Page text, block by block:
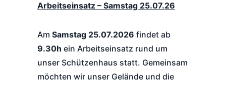
Arbeitseinsatz – Samstag 25.07.26
Am Samstag 25.07.2026 findet ab
9.30h ein Arbeitseinsatz rund um
unser Schützenhaus statt. Gemeinsam
möchten wir unser Gelände und die